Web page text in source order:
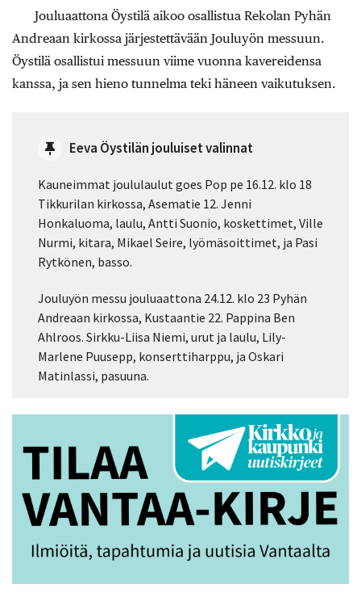
Jouluaattona Öystilä aikoo osallistua Rekolan Pyhän
Andreaan kirkossa järjestettävään Jouluyön messuun.
Öystilä osallistui messuun viime vuonna kavereidensa
kanssa, ja sen hieno tunnelma teki häneen vaikutuksen.
Eeva Öystilän jouluiset valinnat
Kauneimmat joululaulut goes Pop pe 16.12. klo 18
Tikkurilan kirkossa, Asematie 12. Jenni
Honkaluoma, laulu, Antti Suonio, koskettimet, Ville
Nurmi, kitara, Mikael Seire, lyömäsoittimet, ja Pasi
Rytkönen, basso.
Jouluyön messu jouluaattona 24.12. klo 23 Pyhän
Andreaan kirkossa, Kustaantie 22. Pappina Ben
Ahlroos. Sirkku-Liisa Niemi, urut ja laulu, Lily-
Marlene Puusepp, konserttiharppu, ja Oskari
Matinlassi, pasuuna.